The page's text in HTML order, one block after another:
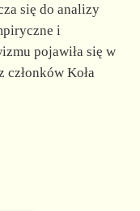
się do analizy
i
pojawiła się w
członków Koła